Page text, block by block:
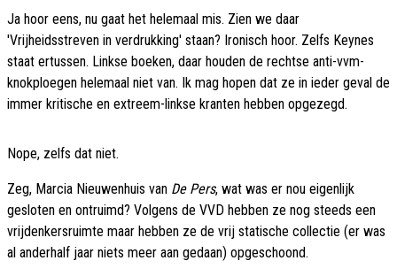
Ja hoor eens, nu gaat het helemaal mis. Zien we daar
'Vrijheidsstreven in verdrukking' staan? Ironisch hoor. Zelfs Keynes
staat ertussen. Linkse boeken, daar houden de rechtse anti-vvm-
knokploegen helemaal niet van. Ik mag hopen dat ze in ieder geval de
immer kritische en extreem-linkse kranten hebben opgezegd.
Nope, zelfs dat niet.
Zeg, Marcia Nieuwenhuis van De Pers, wat was er nou eigenlijk
gesloten en ontruimd? Volgens de VVD hebben ze nog steeds een
vrijdenkersruimte maar hebben ze de vrij statische collectie (er was
al anderhalf jaar niets meer aan gedaan) opgeschoond.